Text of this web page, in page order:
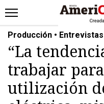
INICIO
NOTICIAS
NOTICIAS
ARTICULOS
PRODUCCIÓN
Producción • Entrevistas
“La
trabajar
utilización